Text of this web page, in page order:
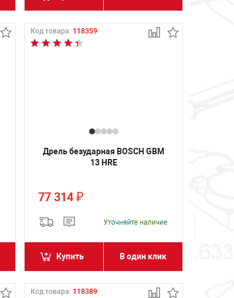
Код товара: 118359
Дрель безударная BOSCH GBM
13 HRE
77 314₽
Купить В один клик
Код товара: 118389